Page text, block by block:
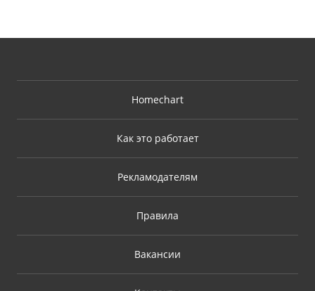
Homechart
Как это работает
Рекламодателям
Правила
Вакансии